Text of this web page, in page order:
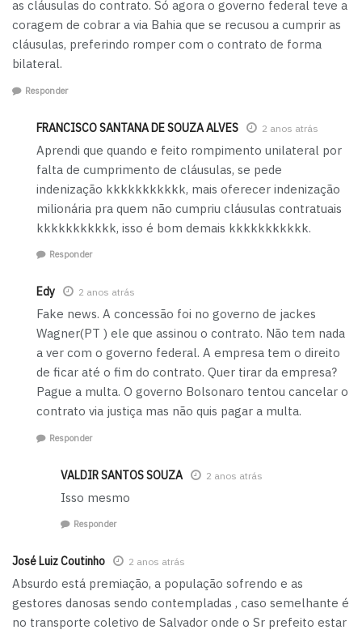
as cláusulas do contrato. Só agora o governo federal teve a
coragem de cobrar a via Bahia que se recusou a cumprir as
cláusulas, preferindo romper com o contrato de forma
bilateral.
Responder
FRANCISCO SANTANA DE SOUZA ALVES 2 anos atrás
Aprendi que quando e feito rompimento unilateral por
falta de cumprimento de cláusulas, se pede
indenização kkkkkkkkkkk, mais oferecer indenização
milionária pra quem não cumpriu cláusulas contratuais
kkkkkkkkkkk, isso é bom demais kkkkkkkkkkk.
Responder
Edy 2 anos atrás
Fake news. A concessão foi no governo de jackes
Wagner(PT ) ele que assinou o contrato. Não tem nada
a ver com o governo federal. A empresa tem o direito
de ficar até o fim do contrato. Quer tirar da empresa?
Pague a multa. O governo Bolsonaro tentou cancelar o
contrato via justiça mas não quis pagar a multa.
Responder
VALDIR SANTOS SOUZA 2 anos atrás
Isso mesmo
Responder
José Luiz Coutinho 2 anos atrás
Absurdo está premiação, a população sofrendo e as
gestores danosas sendo contempladas , caso semelhante é
no transporte coletivo de Salvador onde o Sr prefeito estar